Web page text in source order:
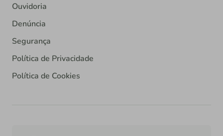
Ouvidoria
Denúncia
Segurança
Política de Privacidade
Política de Cookies